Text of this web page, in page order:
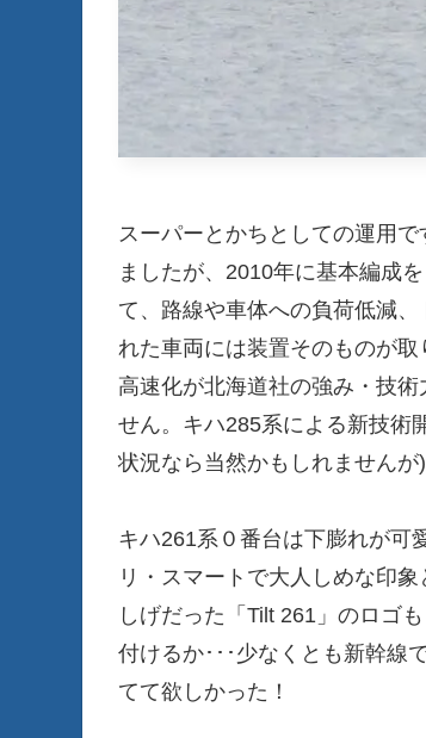
スーパーとかちとしての運用
ましたが、2010年に基本編成
て、路線や車体への負荷低減
れた車両には装置そのものが
高速化が北海道社の強み・技
せん。キハ285系による新技術
状況なら当然かもしれませんが
キハ261系０番台は下膨れが可
リ・スマートで大人しめな印
しげだった「Tilt 261」のロゴ
付けるか･･･少なくとも新幹線
てて欲しかった！